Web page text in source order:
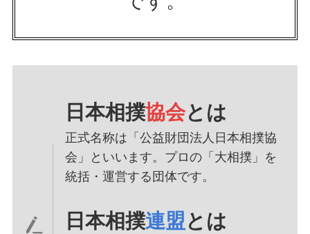
日本相撲協会とは
正式名称は「公益財団法人日本相撲協
会」といいます。プロの「大相撲」を
統括・運営する団体です。
日本相撲連盟 とは